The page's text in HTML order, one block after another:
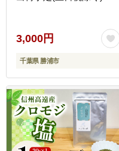
kastuura_omi_7---
3,000円
千葉県 勝浦市